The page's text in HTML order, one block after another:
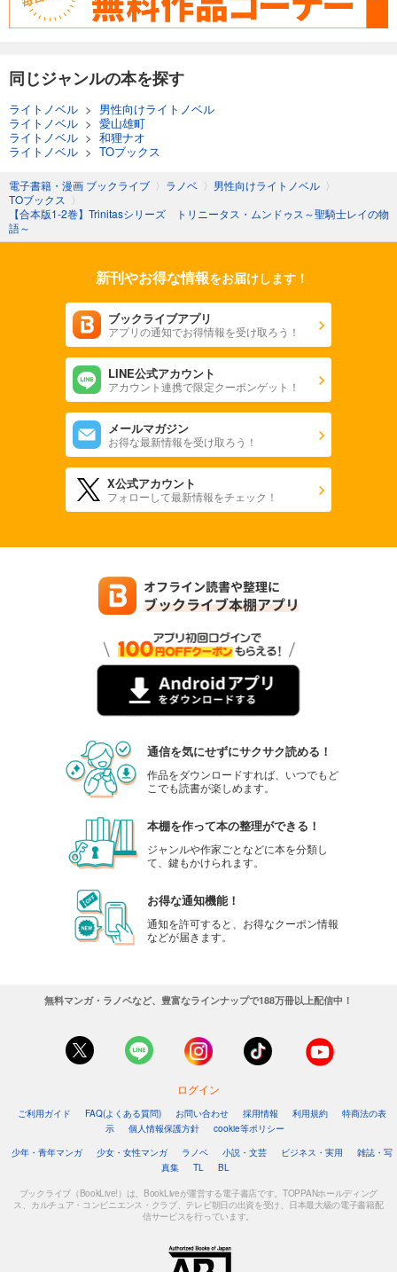
同じジャンルの本を探す
ライトノベル > 男性向けライトノベル
ライトノベル > 愛山雄町
ライトノベル > 和狸ナオ
ライトノベル > TOブックス
電子書籍・漫画 ブックライブ 〉 ラノベ 〉 男性向けライトノベル 〉
TOブックス 〉
【合本版1-2巻】Trinitasシリーズ トリニータス・ムンドゥス～聖騎士レイの物
語～
新刊やお得な情報をお届けします！
ブックライブアプリ
アプリの通知でお得情報を受け取ろう！
LINE公式アカウント
アカウント連携で限定クーポンゲット！
メールマガジン
お得な最新情報を受け取ろう！
X公式アカウント
フォローして最新情報をチェック！
通信を気にせずにサクサク読める！
作品をダウンロードすれば、いつでもど
こでも読書が楽しめます。
本棚を作って本の整理ができる！
ジャンルや作家ごとなどに本を分類し
て、鍵もかけられます。
お得な通知機能！
通知を許可すると、お得なクーポン情報
などが届きます。
無料マンガ・ラノベなど、豊富なラインナップで188万冊以上配信中！
ログイン
ご利用ガイド FAQ(よくある質問) お問い合わせ 採用情報 利用規約
特商法の表
示
個人情報保護方針
cookie等ポリシー
少年・青年マンガ
少女・女性マンガ ラノベ 小説・文芸 ビジネス・実用
雑誌・写
真集
TL BL
ブックライブ（BookLive!）は、BookLiveが運営する電子書店です。TOPPANホールディング
ス、カルチュア・コンビニエンス・クラブ、テレビ朝日の出資を受け、日本最大級の電子書籍配
信サービスを行っています。